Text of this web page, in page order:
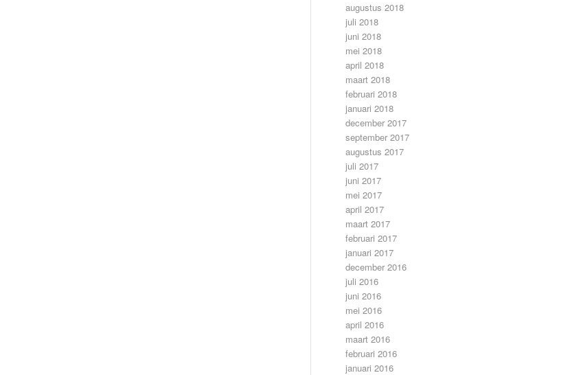
augustus 2018
juli 2018
juni 2018
mei 2018
april 2018
maart 2018
februari 2018
januari 2018
december 2017
september 2017
augustus 2017
juli 2017
juni 2017
mei 2017
april 2017
maart 2017
februari 2017
januari 2017
december 2016
juli 2016
juni 2016
mei 2016
april 2016
maart 2016
februari 2016
januari 2016